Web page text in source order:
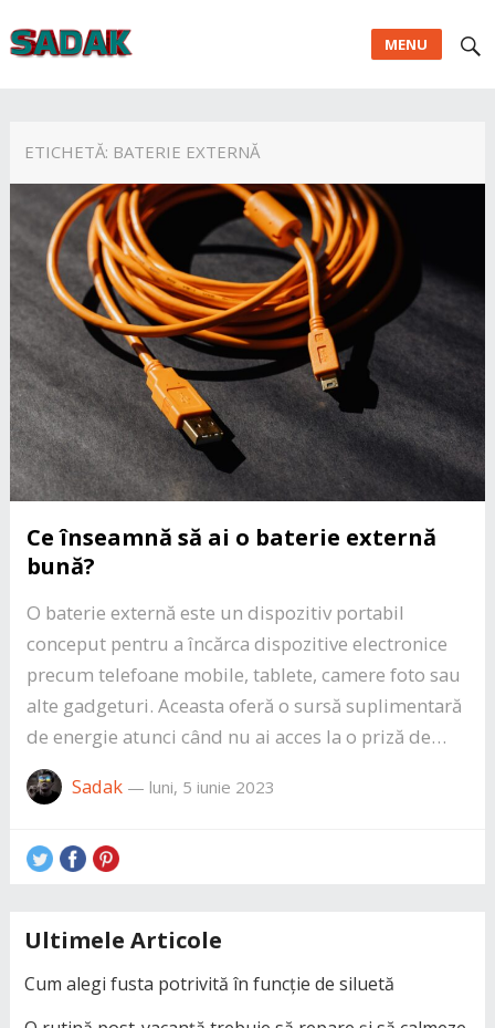
MENU
ETICHETĂ: BATERIE EXTERNĂ
Ce înseamnă să ai o baterie externă
bună?
O baterie externă este un dispozitiv portabil
conceput pentru a încărca dispozitive electronice
precum telefoane mobile, tablete, camere foto sau
alte gadgeturi. Aceasta oferă o sursă suplimentară
de energie atunci când nu ai acces la o priză de…
Sadak— luni, 5 iunie 2023
Ultimele Articole
Cum alegi fusta potrivită în funcție de siluetă